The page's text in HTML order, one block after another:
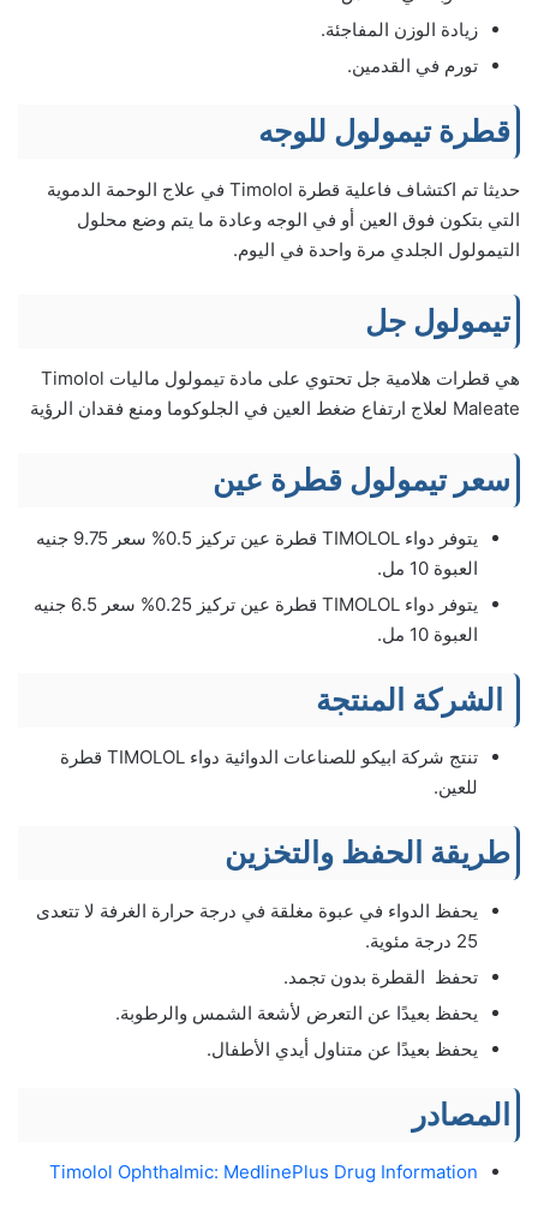
زيادة الوزن المفاجئة.
تورم في القدمين.
قطرة تيمولول للوجه
حديثا تم اكتشاف فاعلية قطرة Timolol في علاج الوحمة الدموية
التي بتكون فوق العين أو في الوجه وعادة ما يتم وضع محلول
التيمولول الجلدي مرة واحدة في اليوم.
تيمولول جل
هي قطرات هلامية جل تحتوي على مادة تيمولول ماليات Timolol
Maleate لعلاج ارتفاع ضغط العين في الجلوكوما ومنع فقدان الرؤية
سعر تيمولول قطرة عين
يتوفر دواء TIMOLOL قطرة عين تركيز 0.5% سعر 9.75 جنيه
العبوة 10 مل.
يتوفر دواء TIMOLOL قطرة عين تركيز 0.25% سعر 6.5 جنيه
العبوة 10 مل.
الشركة المنتجة
تنتج شركة ابيكو للصناعات الدوائية دواء TIMOLOL قطرة
للعين.
طريقة الحفظ والتخزين
يحفظ الدواء في عبوة مغلقة في درجة حرارة الغرفة لا تتعدى
25 درجة مئوية.
تحفظ القطرة بدون تجمد.
يحفظ بعيدًا عن التعرض لأشعة الشمس والرطوبة.
يحفظ بعيدًا عن متناول أيدي الأطفال.
المصادر
Timolol Ophthalmic: MedlinePlus Drug Information